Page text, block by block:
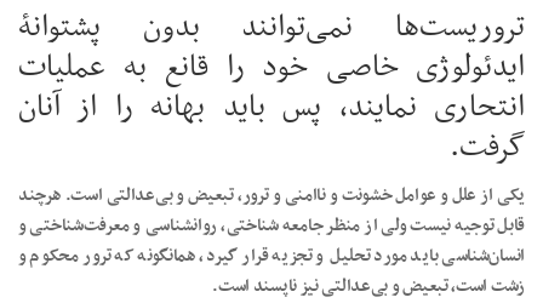
تروریست‌ها نمی‌توانند بدون پشتوانۀ
ایدئولوژی خاصی خود را قانع به عملیات
انتحاری نمایند، پس باید بهانه را از آنان
گرفت.
یکی از علل و عوامل خشونت و ناامنی و ترور، تبعیض و بی‌عدالتی است. هرچند
قابل توجیه نیست ولی از منظر جامعه شناختی، روانشناسی و معرفت‌شناختی و
انسان‌شناسی باید مورد تحلیل و تجزیه قرار گیرد، همانگونه که ترور محکوم و
زشت است، تبعیض و بی‌عدالتی نیز ناپسند است.